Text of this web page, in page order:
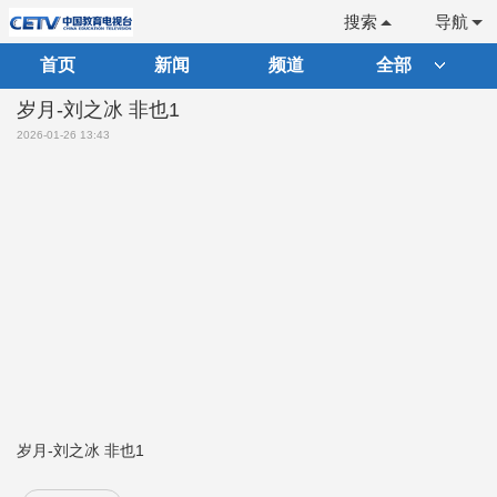
导航
搜索
首页 新闻 频道 全部
岁月-刘之冰 非也1
2026-01-26 13:43
岁月-刘之冰 非也1